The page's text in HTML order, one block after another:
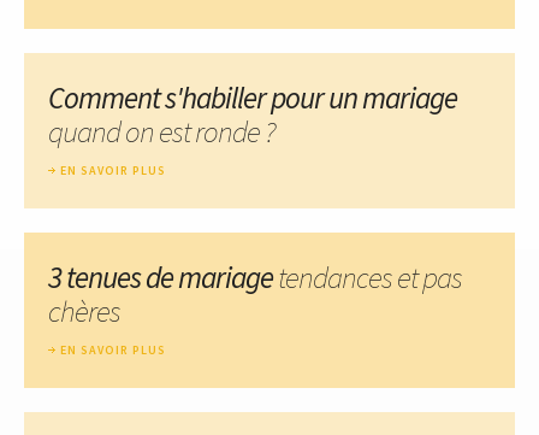
Comment s'habiller pour un mariage
quand on est ronde ?
EN SAVOIR PLUS
3 tenues de mariagetendances et pas
chères
EN SAVOIR PLUS